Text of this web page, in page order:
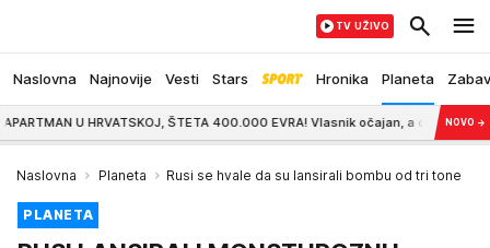
Naslovna Najnovije Vesti Stars Hronika Planeta
TV UŽIVO
U HRVATSKOJ, ŠTETA 400.000 EVRA! Vlasnik očajan, a onda mu jeNOVO →
Naslovna Planeta Rusi se hvale da su lansirali bombu od tri tone
PLANETA